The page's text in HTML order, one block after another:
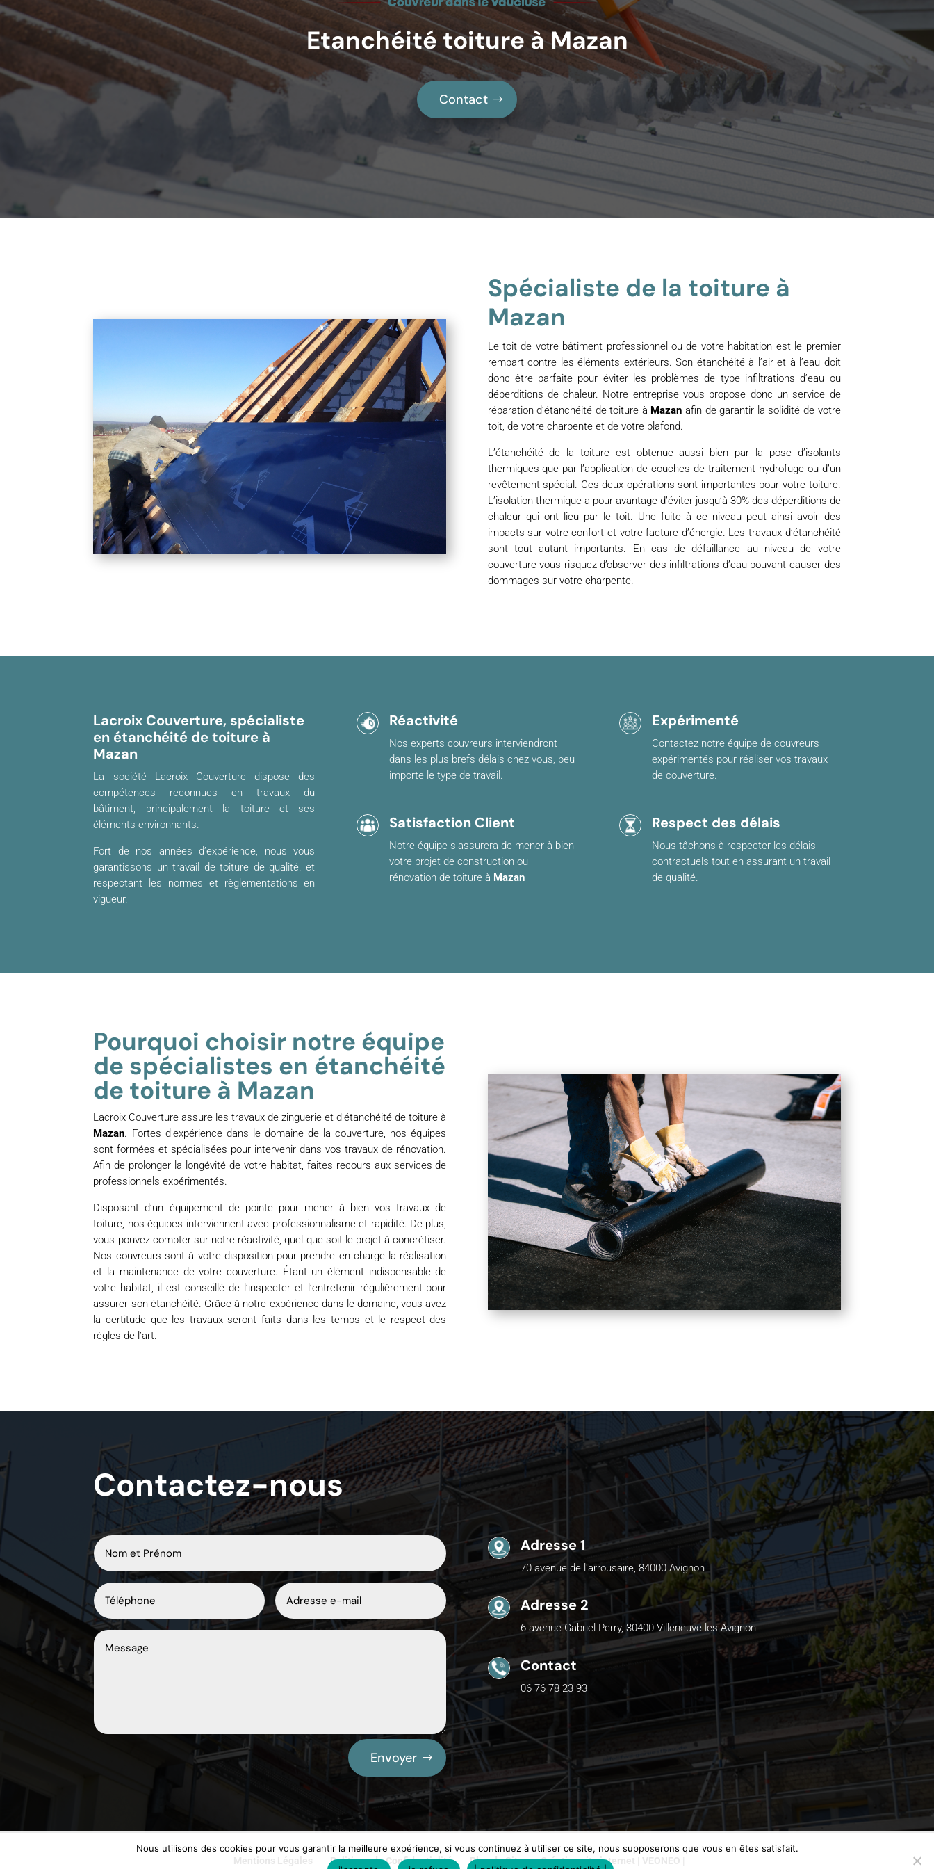
Etanchéité toiture à Mazan
Contact
Spécialiste de la toiture à
Mazan
Le toit de votre bâtiment professionnel ou de votre habitation est le premier
rempart contre les éléments extérieurs. Son étanchéité à l’air et à l’eau doit
donc être parfaite pour éviter les problèmes de type infiltrations d’eau ou
déperditions de chaleur. Notre entreprise vous propose donc un service de
réparation d’étanchéité de toiture à Mazan afin de garantir la solidité de votre
toit, de votre charpente et de votre plafond.
L’étanchéité de la toiture est obtenue aussi bien par la pose d’isolants
thermiques que par l’application de couches de traitement hydrofuge ou d’un
revêtement spécial. Ces deux opérations sont importantes pour votre toiture.
L’isolation thermique a pour avantage d’éviter jusqu’à 30% des déperditions de
chaleur qui ont lieu par le toit. Une fuite à ce niveau peut ainsi avoir des
impacts sur votre confort et votre facture d’énergie. Les travaux d’étanchéité
sont tout autant importants. En cas de défaillance au niveau de votre
couverture vous risquez d’observer des infiltrations d’eau pouvant causer des
dommages sur votre charpente.
Lacroix Couverture, spécialiste
en étanchéité de toiture à
Mazan
La société Lacroix Couverture dispose des
compétences reconnues en travaux du
bâtiment, principalement la toiture et ses
éléments environnants.
Fort de nos années d’expérience, nous vous
garantissons un travail de toiture de qualité. et
respectant les normes et règlementations en
vigueur.
Réactivité
Nos experts couvreurs interviendront
dans les plus brefs délais chez vous, peu
importe le type de travail.
Satisfaction Client
Notre équipe s’assurera de mener à bien
votre projet de construction ou
rénovation de toiture à Mazan
Expérimenté
Contactez notre équipe de couvreurs
expérimentés pour réaliser vos travaux
de couverture.
Respect des délais
Nous tâchons à respecter les délais
contractuels tout en assurant un travail
de qualité.
Pourquoi choisir notre équipe
de spécialistes en étanchéité
de toiture à Mazan
Lacroix Couverture assure les travaux de zinguerie et d’étanchéité de toiture à
Mazan. Fortes d’expérience dans le domaine de la couverture, nos équipes
sont formées et spécialisées pour intervenir dans vos travaux de rénovation.
Afin de prolonger la longévité de votre habitat, faites recours aux services de
professionnels expérimentés.
Disposant d’un équipement de pointe pour mener à bien vos travaux de
toiture, nos équipes interviennent avec professionnalisme et rapidité. De plus,
vous pouvez compter sur notre réactivité, quel que soit le projet à concrétiser.
Nos couvreurs sont à votre disposition pour prendre en charge la réalisation
et la maintenance de votre couverture. Étant un élément indispensable de
votre habitat, il est conseillé de l’inspecter et l’entretenir régulièrement pour
assurer son étanchéité. Grâce à notre expérience dans le domaine, vous avez
la certitude que les travaux seront faits dans les temps et le respect des
règles de l’art.
Contactez-nous
Envoyer
Adresse 1
70 avenue de l'arrousaire, 84000 Avignon
Adresse 2
6 avenue Gabriel Perry, 30400 Villeneuve-les-Avignon
Contact
06 76 78 23 93
Politique de Confidentialité Plan du Site Création site internet | VEONEO |
Nous utilisons des cookies pour vous garantir la meilleure expérience, si vous continuez à utiliser ce site, nous supposerons que vous en êtes satisfait.